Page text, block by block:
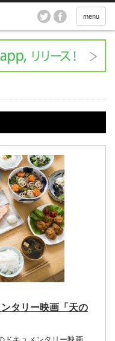
menu
タリー映画「天の